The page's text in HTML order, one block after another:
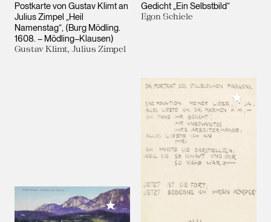
Postkarte von Gustav Klimt an
Julius Zimpel „Heil
Namenstag“, (Burg Mödling.
1608. – Mödling–Klausen)
Gustav Klimt, Julius Zimpel
Gedicht „Ein Selbstbild“
Egon Schiele
Meiner Sammlung hinzufügen
Meiner